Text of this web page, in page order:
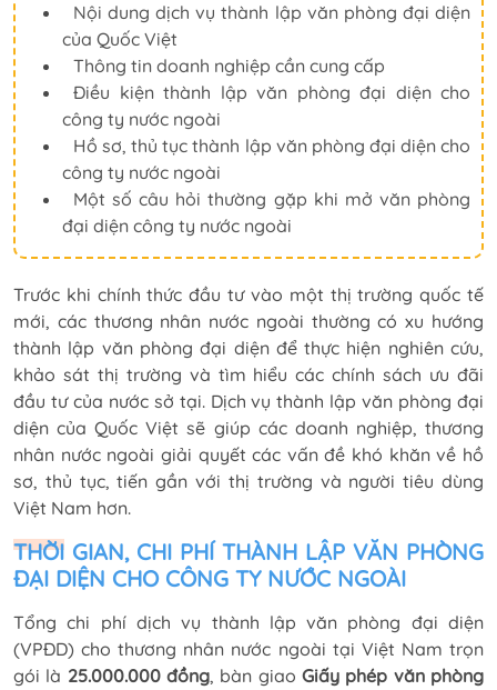
Nội dung dịch vụ thành lập văn phòng đại diện
của Quốc Việt
Thông tin doanh nghiệp cần cung cấp
Điều kiện thành lập văn phòng đại diện cho
công ty nước ngoài
Hồ sơ, thủ tục thành lập văn phòng đại diện cho
công ty nước ngoài
Một số câu hỏi thường gặp khi mở văn phòng
đại diện công ty nước ngoài
Trước khi chính thức đầu tư vào một thị trường quốc tế
mới, các thương nhân nước ngoài thường có xu hướng
thành lập văn phòng đại diện để thực hiện nghiên cứu,
khảo sát thị trường và tìm hiểu các chính sách ưu đãi
đầu tư của nước sở tại. Dịch vụ thành lập văn phòng đại
diện của Quốc Việt sẽ giúp các doanh nghiệp, thương
nhân nước ngoài giải quyết các vấn đề khó khăn về hồ
sơ, thủ tục, tiến gần với thị trường và người tiêu dùng
Việt Nam hơn.
THỜI GIAN, CHI PHÍ THÀNH LẬP VĂN PHÒNG
ĐẠI DIỆN CHO CÔNG TY NƯỚC NGOÀI
Tổng chi phí dịch vụ thành lập văn phòng đại diện
(VPĐD) cho thương nhân nước ngoài tại Việt Nam trọn
gói là 25.000.000 đồng, bàn giaoGiấy phép văn phòng